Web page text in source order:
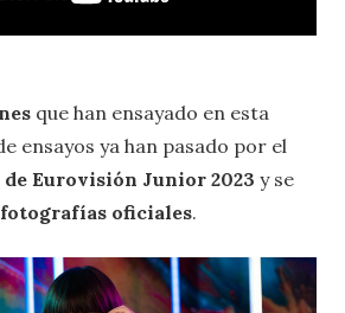
que han ensayado en esta
ensayos ya han pasado por el
Eurovisión Junior 2023 y se
fotografías oficiales.